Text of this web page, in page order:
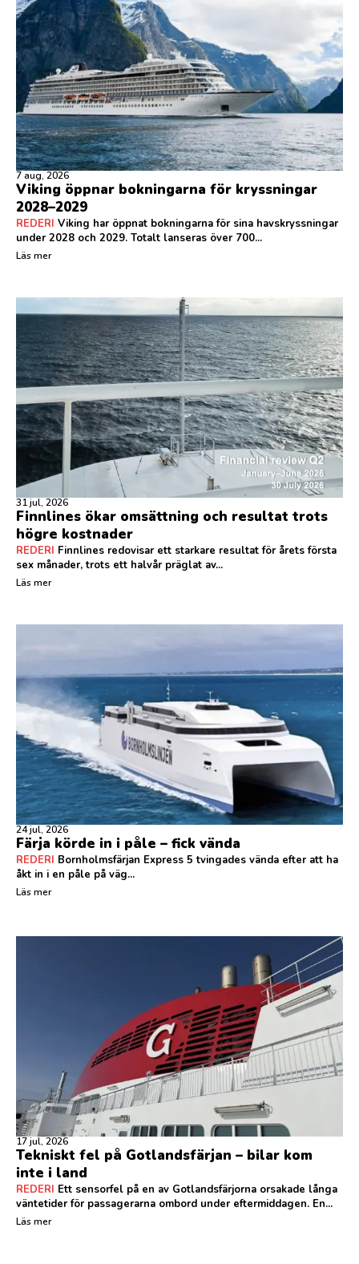
7 aug, 2026
Viking öppnar bokningarna för kryssningar
2028–2029
REDERI Viking har öppnat bokningarna för sina havskryssningar
under 2028 och 2029. Totalt lanseras över 700...
Läs mer
31 jul, 2026
Finnlines ökar omsättning och resultat trots
högre kostnader
REDERI Finnlines redovisar ett starkare resultat för årets första
sex månader, trots ett halvår präglat av...
Läs mer
24 jul, 2026
Färja körde in i påle – fick vända
REDERI Bornholmsfärjan Express 5 tvingades vända efter att ha
åkt in i en påle på väg...
Läs mer
17 jul, 2026
Tekniskt fel på Gotlandsfärjan – bilar kom
inte i land
REDERI Ett sensorfel på en av Gotlandsfärjorna orsakade långa
väntetider för passagerarna ombord under eftermiddagen. En...
Läs mer